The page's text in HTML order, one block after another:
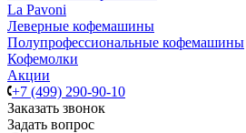
La Pavoni
Леверные кофемашины
Полупрофессиональные кофемашины
Кофемолки
Акции
+7 (499) 290-90-10
Заказать звонок
Задать вопрос